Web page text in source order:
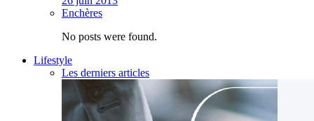
Enchères
No posts were found.
Lifestyle
Les derniers articles